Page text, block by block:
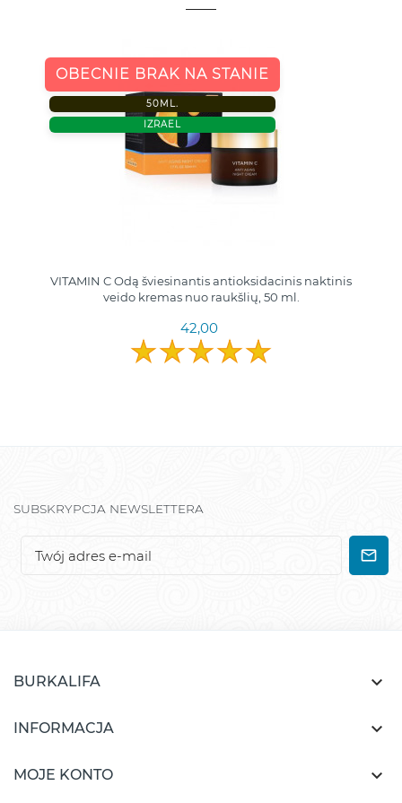
OBECNIE BRAK NA STANIE
50ML.
IZRAEL
VITAMIN C Odą šviesinantis antioksidacinis naktinis
veido kremas nuo raukšlių, 50 ml.
42,00
SUBSKRYPCJA NEWSLETTERA
BURKALIFA 
INFORMACJA 
MOJE KONTO 